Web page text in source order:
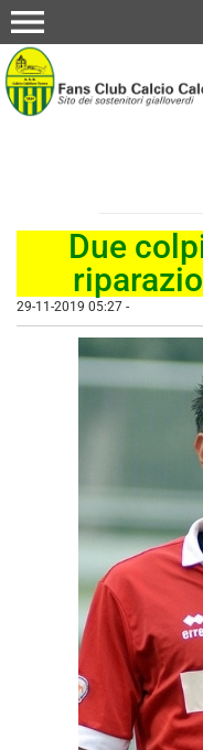
menu
Due
29-11-2019 05:27 -